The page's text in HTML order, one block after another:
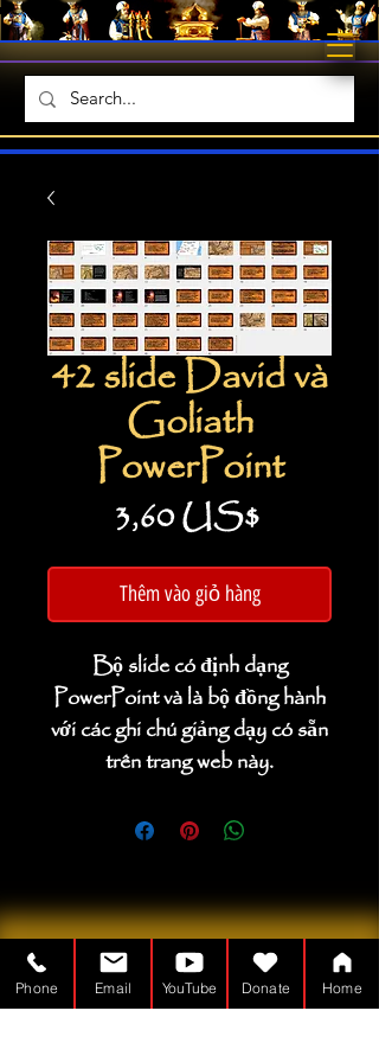
42 slide David và
Goliath
PowerPoint
3,60 US$Giá
Thêm vào giỏ hàng
Bộ slide có định dạng
PowerPoint và là bộ đồng hành
với các ghi chú giảng dạy có sẵn
trên trang web này.
Phone Email YouTube Donate Home